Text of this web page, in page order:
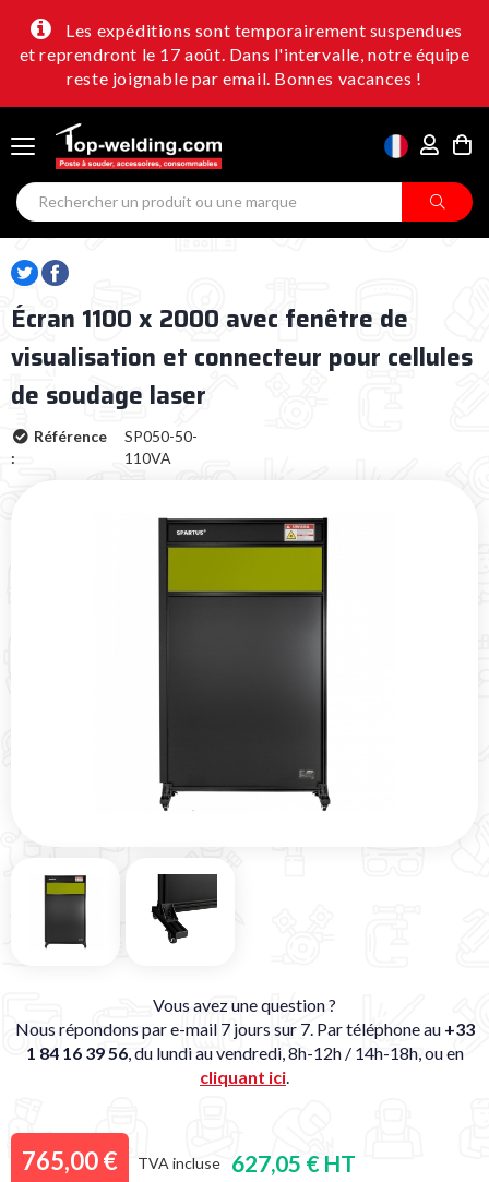
Les expéditions sont temporairement suspendues
et reprendront le 17 août. Dans l'intervalle, notre équipe
reste joignable par email. Bonnes vacances !
Écran 1100 x 2000 avec fenêtre de
visualisation et connecteur pour cellules
de soudage laser
Référence
:
SP050-50-
110VA
Vous avez une question ?
Nous répondons par e-mail 7 jours sur 7. Par téléphone au +33
1 84 16 39 56, du lundi au vendredi, 8h-12h / 14h-18h, ou en
cliquant ici.
765,00 € TVA incluse 627,05 € HT